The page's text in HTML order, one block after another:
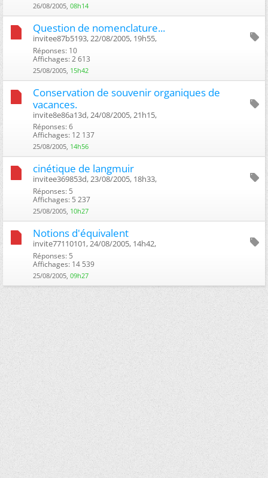
26/08/2005, 08h14
Question de nomenclature...
invitee87b5193, 22/08/2005, 19h55, ‎
Réponses: 10
Affichages: 2 613
25/08/2005, 15h42
Conservation de souvenir organiques de
vacances.
invite8e86a13d, 24/08/2005, 21h15, ‎
Réponses: 6
Affichages: 12 137
25/08/2005, 14h56
cinétique de langmuir
invitee369853d, 23/08/2005, 18h33, ‎
Réponses: 5
Affichages: 5 237
25/08/2005, 10h27
Notions d'équivalent
invite77110101, 24/08/2005, 14h42, ‎
Réponses: 5
Affichages: 14 539
25/08/2005, 09h27